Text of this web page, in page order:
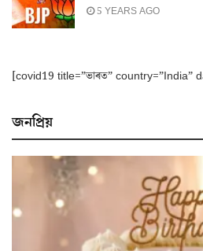
5 YEARS AGO
[covid19 title=”ভাৰত” country=”India”
জনপ্ৰিয়